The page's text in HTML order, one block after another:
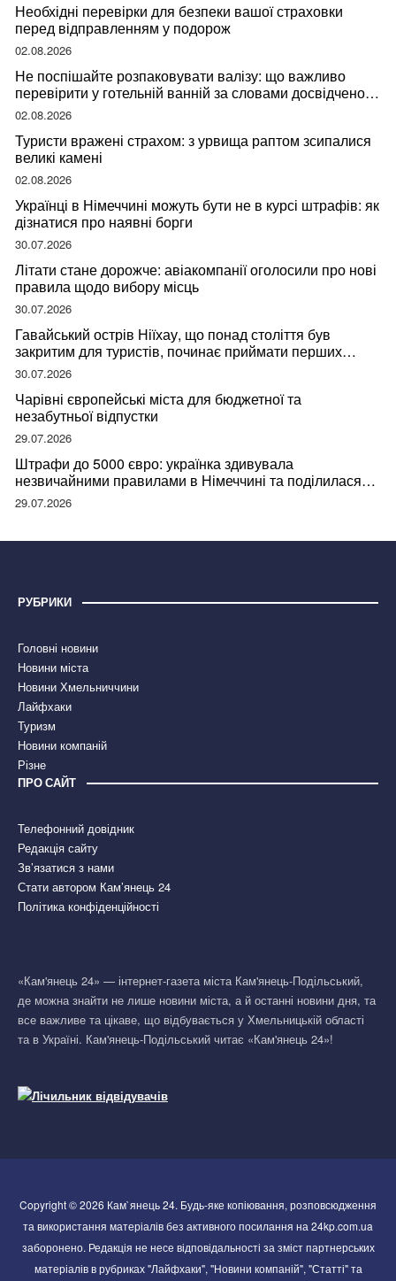
Необхідні перевірки для безпеки вашої страховки
перед відправленням у подорож
02.08.2026
Не поспішайте розпаковувати валізу: що важливо
перевірити у готельній ванній за словами досвідченої
мандрівниці
02.08.2026
Туристи вражені страхом: з урвища раптом зсипалися
великі камені
02.08.2026
Українці в Німеччині можуть бути не в курсі штрафів: як
дізнатися про наявні борги
30.07.2026
Літати стане дорожче: авіакомпанії оголосили про нові
правила щодо вибору місць
30.07.2026
Гавайський острів Ніїхау, що понад століття був
закритим для туристів, починає приймати перших
відвідувачів
30.07.2026
Чарівні європейські міста для бюджетної та
незабутньої відпустки
29.07.2026
Штрафи до 5000 євро: українка здивувала
незвичайними правилами в Німеччині та поділилася
правдою
29.07.2026
РУБРИКИ
Головні новини
Новини міста
Новини Хмельниччини
Лайфхаки
Туризм
Новини компаній
Різне
ПРО САЙТ
Телефонний довідник
Редакція сайту
Зв’язатися з нами
Стати автором Кам’янець 24
Політика конфіденційності
«Кам'янець 24» — інтернет-газета міста Кам'янець-Подільський,
де можна знайти не лише новини міста, а й останні новини дня, та
все важливе та цікаве, що відбувається у Хмельницькій області
та в Україні. Кам'янець-Подільський читає «Кам'янець 24»!
Copyright © 2026 Кам`янець 24. Будь-яке копіювання, розповсюдження
та використання матеріалів без активного посилання на 24kp.com.ua
заборонено. Редакція не несе відповідальності за зміст партнерських
матеріалів в рубриках "Лайфхаки", "Новини компаній", "Статті" та